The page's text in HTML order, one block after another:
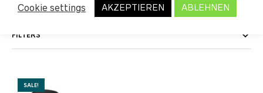
FILTERS
SALE!
Cookie settings AKZEPTIEREN ABLEHNEN